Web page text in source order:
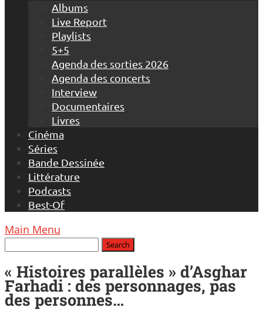
Albums
Live Report
Playlists
5+5
Agenda des sorties 2026
Agenda des concerts
Interview
Documentaires
Livres
Cinéma
Séries
Bande Dessinée
Littérature
Podcasts
Best-Of
Main Menu
« Histoires parallèles » d’Asghar
Farhadi : des personnages, pas
des personnes…